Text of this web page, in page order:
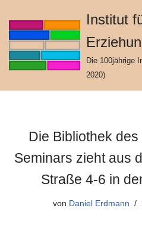
Zum
springen
Institut
Die 100jährige
2020)
Die Bibliothek
Seminars zieht aus
Straße 4-6 in
von Daniel Erdmann